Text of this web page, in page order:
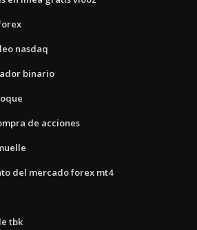
nasdaq
binario
de acciones
del mercado forex mt4
tbk